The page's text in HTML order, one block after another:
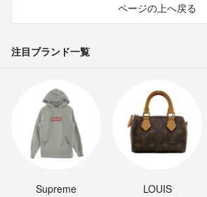
ページの上へ戻る
注目ブランド一覧
Supreme
LOUIS